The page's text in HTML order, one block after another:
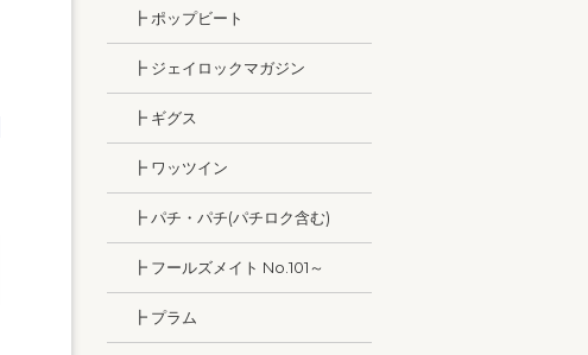
┣ ポップビート
┣ ジェイロックマガジン
┣ ギグス
┣ ワッツイン
┣ パチ・パチ(パチロク含む)
┣ フールズメイト No.101～
┣ プラム